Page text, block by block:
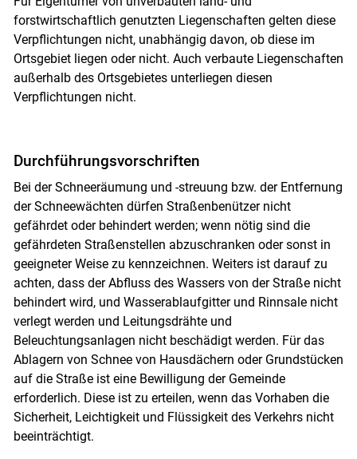
forstwirtschaftlich genutzten Liegenschaften gelten diese
Verpflichtungen nicht, unabhängig davon, ob diese im
Ortsgebiet liegen oder nicht. Auch verbaute Liegenschaften
außerhalb des Ortsgebietes unterliegen diesen
Verpflichtungen nicht.
Durchführungsvorschriften
Bei der Schneeräumung und -streuung bzw. der Entfernung
der Schneewächten dürfen Straßenbenützer nicht
gefährdet oder behindert werden; wenn nötig sind die
gefährdeten Straßenstellen abzuschranken oder sonst in
geeigneter Weise zu kennzeichnen. Weiters ist darauf zu
achten, dass der Abfluss des Wassers von der Straße nicht
behindert wird, und Wasserablaufgitter und Rinnsale nicht
verlegt werden und Leitungsdrähte und
Beleuchtungsanlagen nicht beschädigt werden. Für das
Ablagern von Schnee von Hausdächern oder Grundstücken
auf die Straße ist eine Bewilligung der Gemeinde
erforderlich. Diese ist zu erteilen, wenn das Vorhaben die
Sicherheit, Leichtigkeit und Flüssigkeit des Verkehrs nicht
beeinträchtigt.